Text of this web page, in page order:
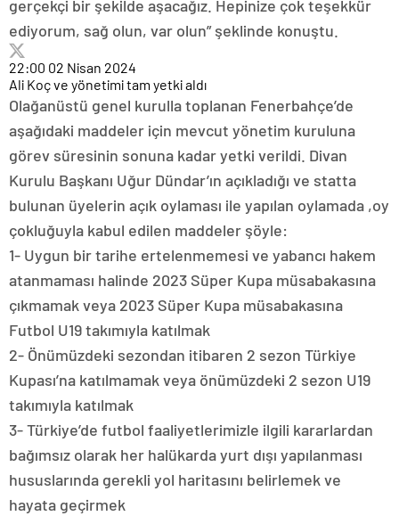
gerçekçi bir şekilde aşacağız. Hepinize çok teşekkür
ediyorum, sağ olun, var olun” şeklinde konuştu.
22:00 02 Nisan 2024
Ali Koç ve yönetimi tam yetki aldı
Olağanüstü genel kurulla toplanan Fenerbahçe’de
aşağıdaki maddeler için mevcut yönetim kuruluna
görev süresinin sonuna kadar yetki verildi. Divan
Kurulu Başkanı Uğur Dündar’ın açıkladığı ve statta
bulunan üyelerin açık oylaması ile yapılan oylamada ,oy
çokluğuyla kabul edilen maddeler şöyle:
1- Uygun bir tarihe ertelenmemesi ve yabancı hakem
atanmaması halinde 2023 Süper Kupa müsabakasına
çıkmamak veya 2023 Süper Kupa müsabakasına
Futbol U19 takımıyla katılmak
2- Önümüzdeki sezondan itibaren 2 sezon Türkiye
Kupası’na katılmamak veya önümüzdeki 2 sezon U19
takımıyla katılmak
3- Türkiye’de futbol faaliyetlerimizle ilgili kararlardan
bağımsız olarak her halükarda yurt dışı yapılanması
hususlarında gerekli yol haritasını belirlemek ve
hayata geçirmek